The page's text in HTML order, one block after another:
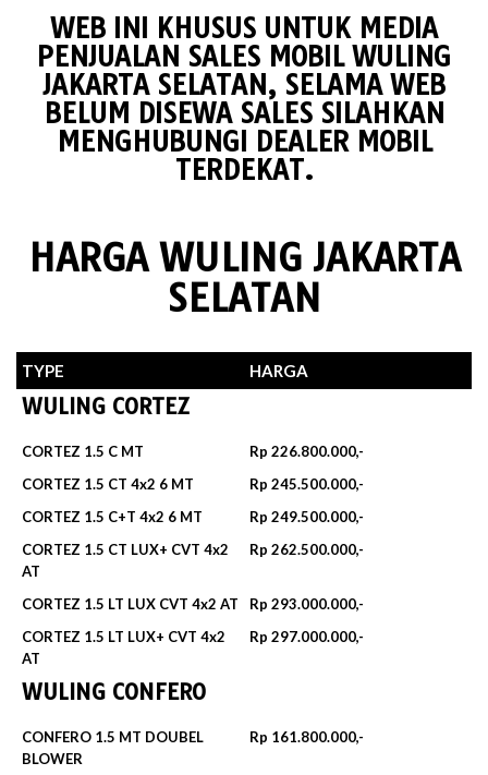
WEB INI KHUSUS UNTUK MEDIA
PENJUALAN SALES MOBIL WULING
JAKARTA SELATAN, SELAMA WEB
BELUM DISEWA SALES SILAHKAN
MENGHUBUNGI DEALER MOBIL
TERDEKAT.
HARGA WULING JAKARTA
SELATAN
TYPE HARGA
WULING CORTEZ
CORTEZ 1.5 C MT
Rp 226.800.000,-
CORTEZ 1.5 CT 4x2 6 MT
Rp 245.500.000,-
CORTEZ 1.5 C+T 4x2 6 MT
Rp 249.500.000,-
CORTEZ 1.5 CT LUX+ CVT 4x2
AT
Rp 262.500.000,-
CORTEZ 1.5 LT LUX CVT 4x2 AT
Rp 293.000.000,-
CORTEZ 1.5 LT LUX+ CVT 4x2
AT
Rp 297.000.000,-
WULING CONFERO
CONFERO 1.5 MT DOUBEL
BLOWER
Rp 161.800.000,-